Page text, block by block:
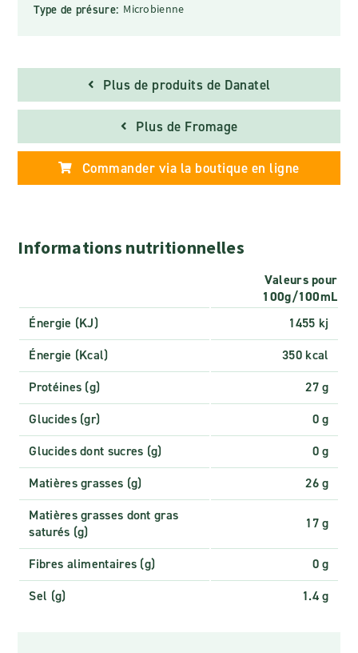
Type de présure: Microbienne
Plus de produits de Danatel
Plus de Fromage
Commander via la boutique en ligne
Informations nutritionnelles
Valeurs pour
100g/100mL
Énergie (KJ)
1455 kj
Énergie (Kcal)
350 kcal
Protéines (g)
27 g
Glucides (gr)
0 g
Glucides dont sucres (g)
0 g
Matières grasses (g)
26 g
Matières grasses dont gras
saturés (g)
17 g
Fibres alimentaires (g)
0 g
Sel (g)
1.4 g